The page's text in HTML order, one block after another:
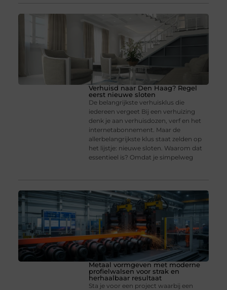
Verhuisd naar Den Haag? Regel
eerst nieuwe sloten
De belangrijkste verhuisklus die
iedereen vergeet Bij een verhuizing
denk je aan verhuisdozen, verf en het
internetabonnement. Maar de
allerbelangrijkste klus staat zelden op
het lijstje: nieuwe sloten. Waarom dat
essentieel is? Omdat je simpelweg
Metaal vormgeven met moderne
profielwalsen voor strak en
herhaalbaar resultaat
Sta je voor een project waarbij een